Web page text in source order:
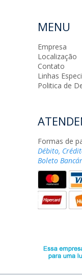
MENU
Empresa
Localização
Contato
Linhas
Politica de
Formas de
Débito,
Boleto